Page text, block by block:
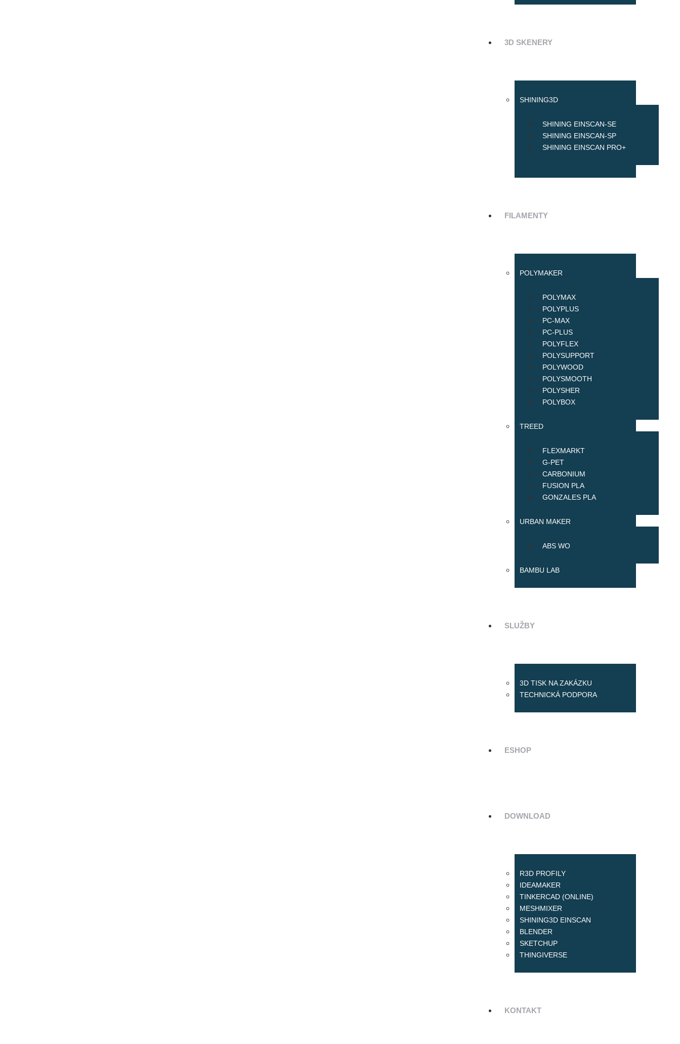
3D SKENERY
SHINING3D
SHINING EINSCAN-SE
SHINING EINSCAN-SP
SHINING EINSCAN PRO+
FILAMENTY
POLYMAKER
POLYMAX
POLYPLUS
PC-MAX
PC-PLUS
POLYFLEX
POLYSUPPORT
POLYWOOD
POLYSMOOTH
POLYSHER
POLYBOX
TREED
FLEXMARKT
G-PET
CARBONIUM
FUSION PLA
GONZALES PLA
URBAN MAKER
ABS WO
BAMBU LAB
SLUŽBY
3D TISK NA ZAKÁZKU
TECHNICKÁ PODPORA
ESHOP
DOWNLOAD
R3D PROFILY
IDEAMAKER
TINKERCAD (ONLINE)
MESHMIXER
SHINING3D EINSCAN
BLENDER
SKETCHUP
THINGIVERSE
KONTAKT